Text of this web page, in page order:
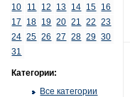
10
11 12 13 14 15 16
17
18 19 20 21 22
23
24 25 26 27 28 29 30
31
Категории:
Все категории